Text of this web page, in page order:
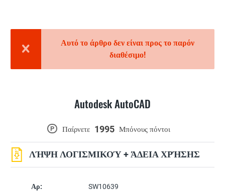
Αυτό το άρθρο δεν είναι προς το παρόν
διαθέσιμο!
Autodesk AutoCAD
Αρ:
SW10639
P Παίρνετε 1995 Μπόνους πόντοι
ΛΉΨΗ ΛΟΓΙΣΜΙΚΟΎ + ΆΔΕΙΑ ΧΡΉΣΗΣ